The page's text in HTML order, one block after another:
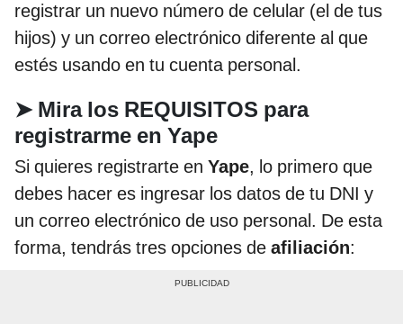
registrar un nuevo número de celular (el de tus
hijos) y un correo electrónico diferente al que
estés usando en tu cuenta personal.
➤ Mira los REQUISITOS para
registrarme en Yape
Si quieres registrarte en Yape, lo primero que
debes hacer es ingresar los datos de tu DNI y
un correo electrónico de uso personal. De esta
forma, tendrás tres opciones de afiliación: